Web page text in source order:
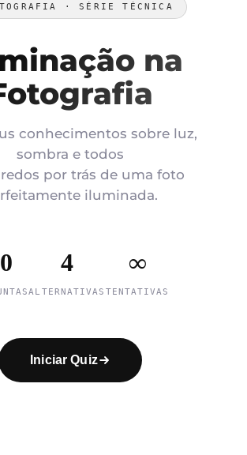
· SÉRIE TÉCNICA
na
conhecimentos sobre luz,
sombra e todos
por trás de uma foto
iluminada.
4
ALTERNATIVAS
∞
TENTATIVAS
Iniciar Quiz